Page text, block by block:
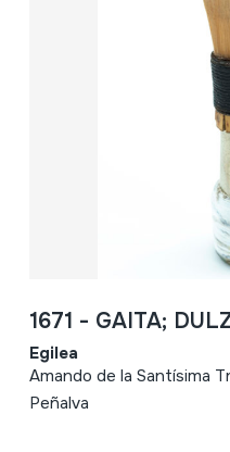
1671 - GAITA;
Egilea
Amando de la Santísima
Peñalva